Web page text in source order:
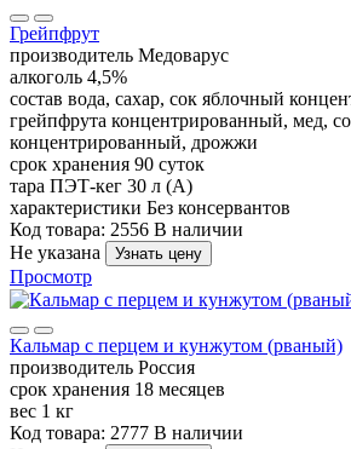
Грейпфрут
производитель Медоварус
алкоголь 4,5%
состав вода, сахар, сок яблочный
грейпфрута концентрированный, мед,
концентрированный, дрожжи
срок хранения 90 суток
тара ПЭТ-кег 30 л (А)
характеристики Без консервантов
Код товара: 2556 В наличии
Не указана
Узнать цену
Просмотр
Кальмар с перцем и кунжутом (рваный)
производитель Россия
срок хранения 18 месяцев
вес 1 кг
Код товара: 2777 В наличии